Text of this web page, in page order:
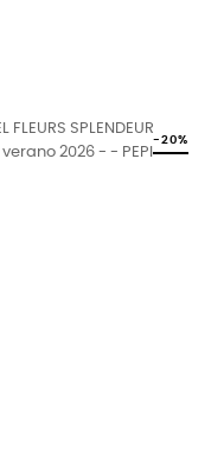
-20%